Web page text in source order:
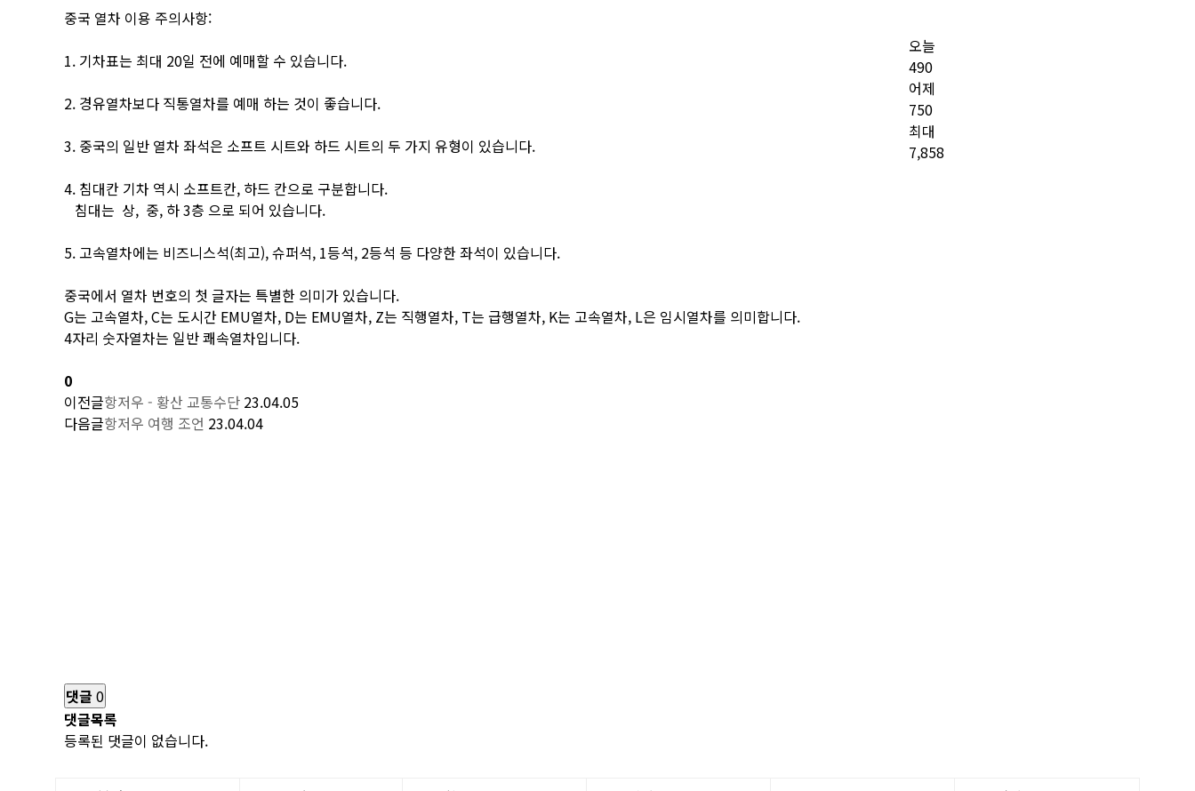
중국 열차 이용 주의사항:
1. 기차표는 최대 20일 전에 예매할 수 있습니다.
2. 경유열차보다 직통열차를 예매 하는 것이 좋습니다.
3. 중국의 일반 열차 좌석은 소프트 시트와 하드 시트의 두 가지 유형이 있습니다.
4. 침대칸 기차 역시 소프트칸, 하드 칸으로 구분합니다.
침대는 상, 중, 하 3층 으로 되어 있습니다.
5. 고속열차에는 비즈니스석(최고), 슈퍼석, 1등석, 2등석 등 다양한 좌석이 있습니다.
중국에서 열차 번호의 첫 글자는 특별한 의미가 있습니다.
G는 고속열차, C는 도시간 EMU열차, D는 EMU열차, Z는 직행열차, T는 급행열차, K는 고속열차, L은 임시열차를 의미합니다.
4자리 숫자열차는 일반 쾌속열차입니다.
0
이전글항저우 - 황산 교통수단 23.04.05
다음글항저우 여행 조언 23.04.04
댓글 0
댓글목록
등록된 댓글이 없습니다.
오늘
490
어제
750
최대
7,858